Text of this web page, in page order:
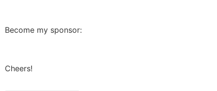
Become my sponsor:
Cheers!